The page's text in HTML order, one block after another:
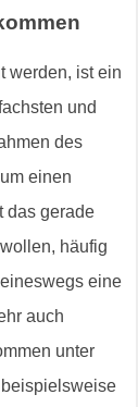
werden, ist ein
und
des
einen
das gerade
häufig
eine
auch
unter